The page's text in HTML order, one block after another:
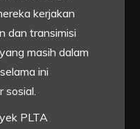
kerjakan
dan transimisi
masih dalam
ini
sosial.
PLTA